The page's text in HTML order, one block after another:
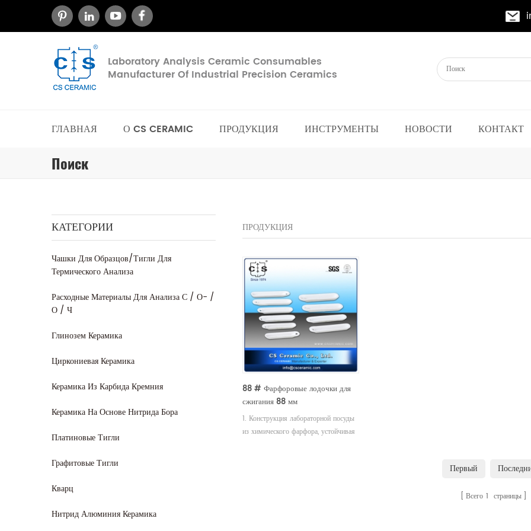
Laboratory Analysis Ceramic Consumables
Manufacturer Of Industrial Precision Ceramics
ГЛАВНАЯ О CS CERAMIC ПРОДУКЦИЯ ИНСТРУМЕНТЫ НОВОСТИ КОНТАКТ
Поиск
КАТЕГОРИИ
Чашки Для Образцов/тигли Для
Термического Анализа
Расходные Материалы Для Анализа С / О- /
О / Ч
Глинозем Керамика
Циркониевая Керамика
Керамика Из Карбида Кремния
Керамика На Основе Нитрида Бора
Платиновые Тигли
Графитовые Тигли
Кварц
Нитрид Алюминия Керамика
ПРОДУКЦИЯ
88 # Фарфоровые лодочки для
сжигания 88 мм
1. Конструкция лабораторной посуды
из химического фарфора, устойчивая
Первый
Всего 1 страницы